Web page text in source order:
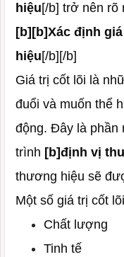
hiệu[/b] trở nên rõ
[b][b]Xác định
hiệu[/b][/b]
Giá trị cốt lõi là
đuổi và muốn thể
động. Đây là phần
trình [b]định vị
thương hiệu sẽ
Một số giá trị cốt
Chất lượng
Tinh tế